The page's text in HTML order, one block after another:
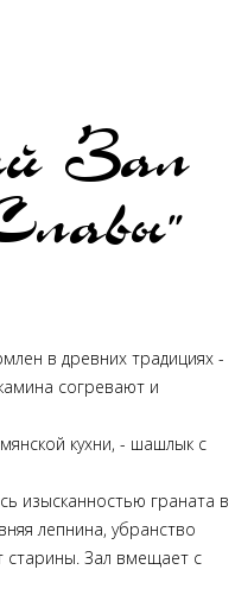
Зал
в древних традициях -
согревают и
кухни, - шашлык с
изысканностью граната в
лепнина, убранство
старины. Зал вмещает с